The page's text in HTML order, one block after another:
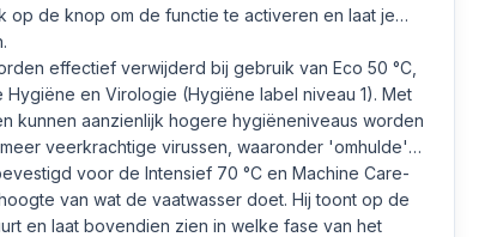
op de knop om de functie te activeren en laat je
effectief verwijderd bij gebruik van Eco 50 °C,
en Virologie (Hygiëne label niveau 1). Met
kunnen aanzienlijk hogere hygiëneniveaus worden
veerkrachtige virussen, waaronder 'omhulde'
voor de Intensief 70 °C en Machine Care-
van wat de vaatwasser doet. Hij toont op de
en laat bovendien zien in welke fase van het